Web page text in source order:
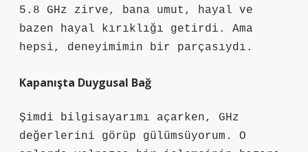
5.8 GHz zirve, bana umut, hayal ve
bazen hayal kırıklığı getirdi. Ama
hepsi, deneyimimin bir parçasıydı.
Kapanışta Duygusal Bağ
Şimdi bilgisayarımı açarken, GHz
değerlerini görüp gülümsüyorum. O